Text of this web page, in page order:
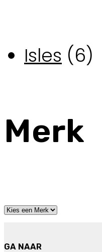
Isles (6)
Merk
GA NAAR